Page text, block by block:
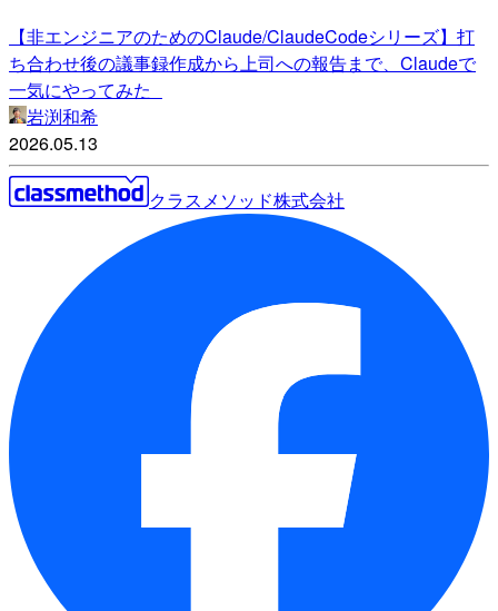
【非エンジニアのためのClaude/ClaudeCodeシリーズ】打
ち合わせ後の議事録作成から上司への報告まで、Claudeで
一気にやってみた
岩渕和希
2026.05.13
クラスメソッド株式会社